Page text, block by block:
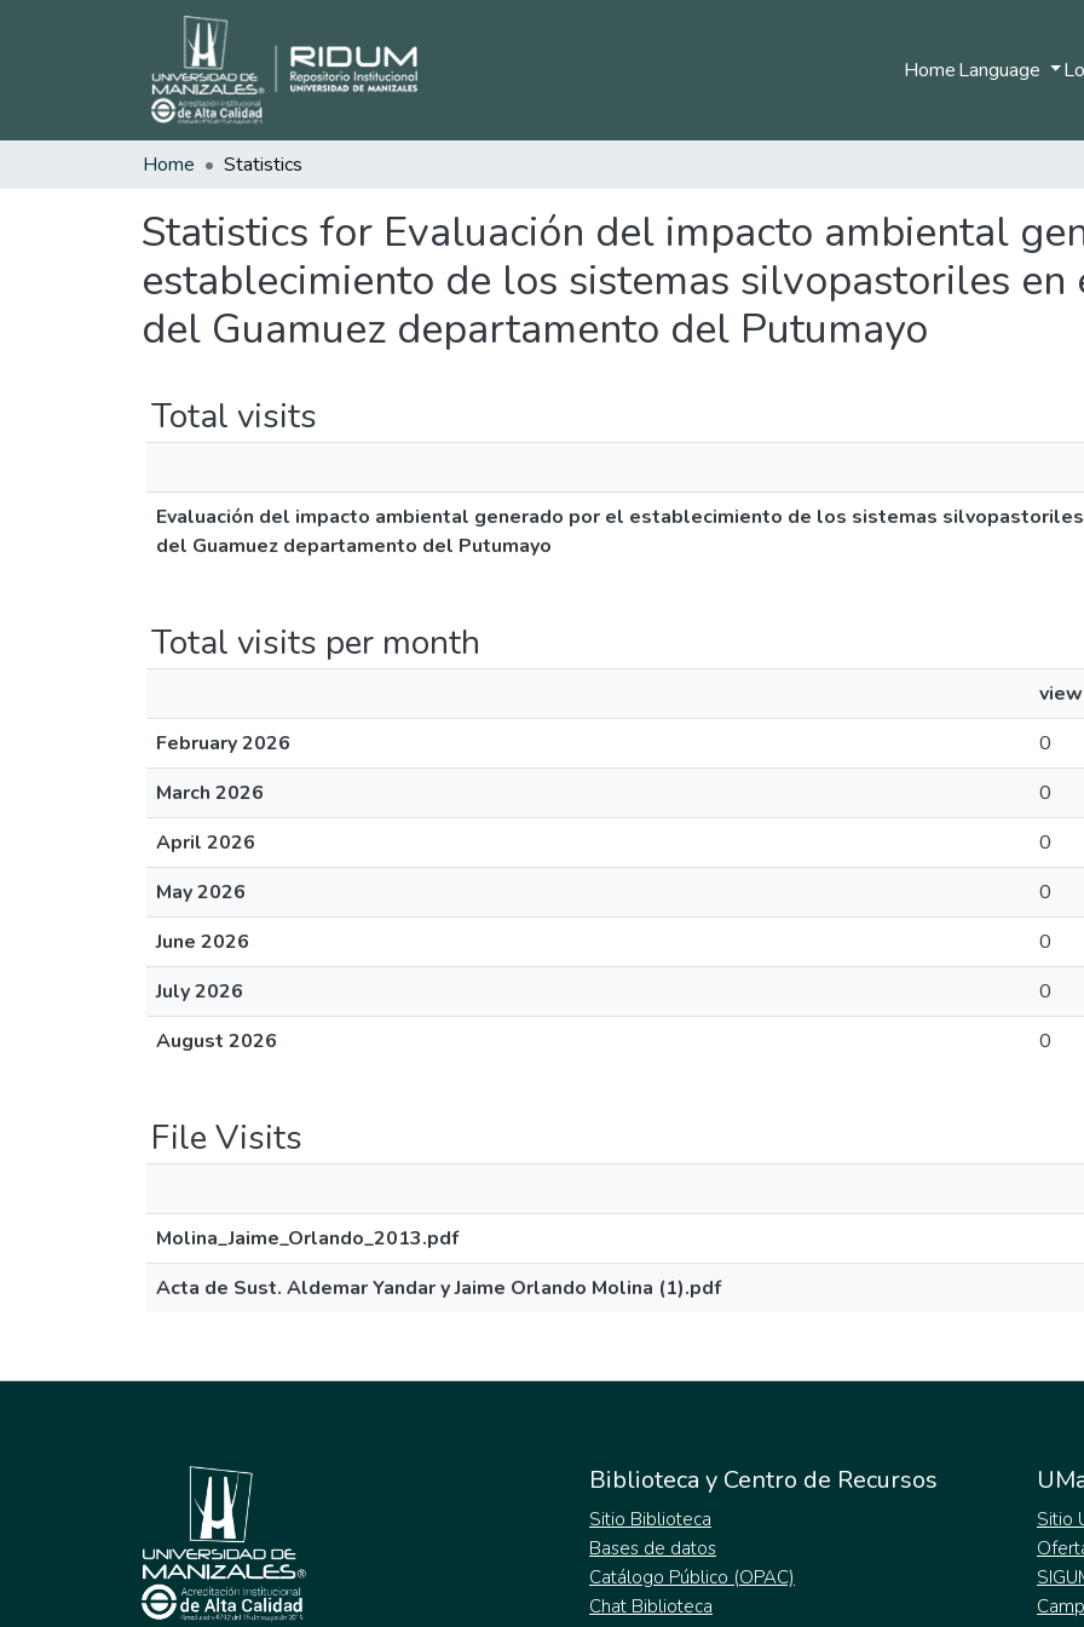
HomeLanguage
Home Statistics
Statistics for Evaluación del impacto ambiental
establecimiento de los sistemas silvopastoriles
del Guamuez departamento del Putumayo
Total visits
Evaluación del impacto ambiental generado por el establecimiento de los sistemas
del Guamuez departamento del Putumayo
Total visits per month
February 2026
0
March 2026
0
April 2026
0
May 2026
0
June 2026
0
July 2026
0
August 2026
0
File Visits
Molina_Jaime_Orlando_2013.pdf
Acta de Sust. Aldemar Yandar y Jaime Orlando Molina (1).pdf
Biblioteca y Centro de Recursos
Sitio Biblioteca
Bases de datos
Catálogo Público (OPAC)
Chat Biblioteca
Sitio